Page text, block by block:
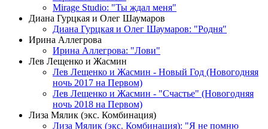
Mirage Studio: "Ты ждал меня"
Диана Гурцкая и Олег Шаумаров
Диана Гурцкая и Олег Шаумаров: "Родня"
Ирина Аллегрова
Ирина Аллегрова: "Лови"
Лев Лещенко и Жасмин
Лев Лещенко и Жасмин - Новый Год (Новогодняя
ночь 2017 на Первом)
Лев Лещенко и Жасмин - "Счастье" (Новогодняя
ночь 2018 на Первом)
Лиза Мялик (экс. Комбинация)
Лиза Мялик (экс. Комбинация): "Я не помню